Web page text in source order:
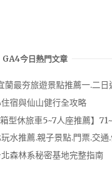
GA4今日熱門文章
蘭最夯旅遊景點推薦一.二日
住宿與仙山健行全攻略
型休旅車5~7人座推薦】
水推薦.親子景點.門票.交通
北森林系秘密基地完整指南